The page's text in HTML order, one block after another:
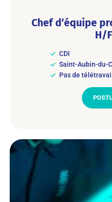
Chef d’équipe
H/
CDI
Saint-Aubin-du-
Pas de